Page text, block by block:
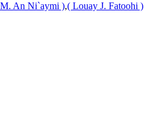
An Ni`aymi ),( Louay J. Fatoohi )